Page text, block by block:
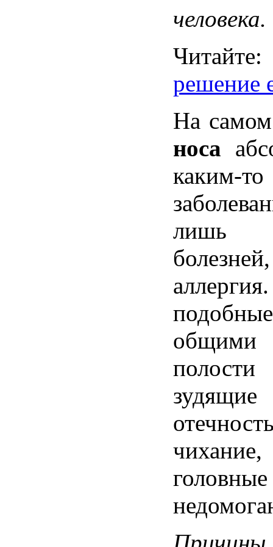
человека.
Читайте
решение
На самом
носа
каким-то
лишь
болезней
аллергия
подобные
общими
полости
зудящие
чихание
головные